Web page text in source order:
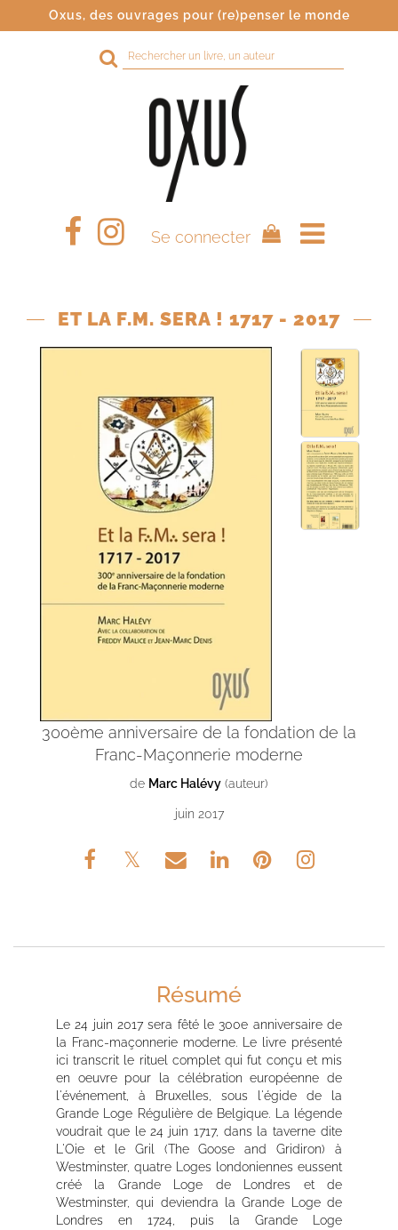
Oxus, des ouvrages pour (re)penser le monde
Rechercher
sur
site
Se connecter
ET LA F.M. SERA ! 1717 - 2017
300ème anniversaire de la fondation de la
Franc-Maçonnerie moderne
de Marc Halévy (auteur)
juin 2017
Résumé
Le 24 juin 2017 sera fêté le 300e anniversaire de
la Franc-maçonnerie moderne. Le livre présenté
ici transcrit le rituel complet qui fut conçu et mis
en oeuvre pour la célébration européenne de
l'événement, à Bruxelles, sous l'égide de la
Grande Loge Régulière de Belgique. La légende
voudrait que le 24 juin 1717, dans la taverne dite
L'Oie et le Gril (The Goose and Gridiron) à
Westminster, quatre Loges londoniennes eussent
créé la Grande Loge de Londres et de
Westminster, qui deviendra la Grande Loge de
Londres en 1724, puis la Grande Loge